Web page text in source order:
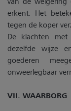
erkent. Het
tegen de koper
De klachten
dezelfde wijze
goederen
onweerlegbaar
VII. WAARBORG